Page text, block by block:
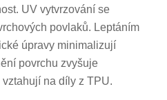
UV vytvrzování se
povlaků. Leptáním
úpravy minimalizují
povrchu zvyšuje
na díly z TPU.